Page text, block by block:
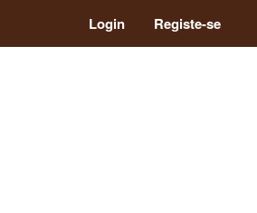
Login Registe-se